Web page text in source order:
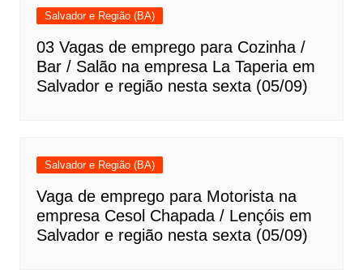
Salvador e Região (BA)
03 Vagas de emprego para Cozinha /
Bar / Salão na empresa La Taperia em
Salvador e região nesta sexta (05/09)
Salvador e Região (BA)
Vaga de emprego para Motorista na
empresa Cesol Chapada / Lençóis em
Salvador e região nesta sexta (05/09)